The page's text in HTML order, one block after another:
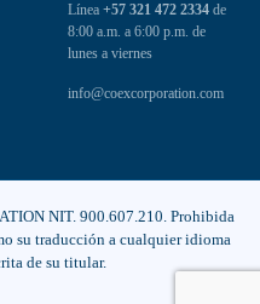
Línea +57 321 472 2334de
8:00 a.m. a 6:00 p.m. de
lunes a viernes
info@coexcorporation.com
NIT. 900.607.210. Prohibida
su traducción a cualquier idioma
de su titular.